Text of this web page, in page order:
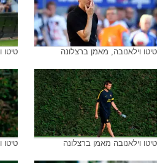
טיטו וילאנובה, מאמן ברצלונה טיטו
טיטו וילאנובה מאמן ברצלונה טיטו